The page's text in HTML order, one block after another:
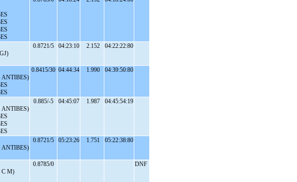
0.8721/5 04:23:10 2.152 04:22:22:80
ANTIBES)
0.8415/30 04:44:34 1.990 04:39:50:80
ANTIBES)
0.885/-5 04:45:07 1.987 04:45:54:19
ANTIBES)
0.8721/5 05:23:26 1.751 05:22:38:80
C M)
0.8785/0 DNF